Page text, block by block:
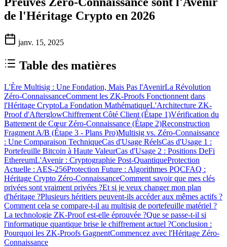
de l'Héritage Crypto en 2026
janv. 15, 2025
Table des matières
L'Ère Multisig : Une Fondation, Mais Pas l'AvenirLa Révolution
Zéro-ConnaissanceComment les ZK-Proofs Fonctionnent dans
l'Héritage CryptoLa Fondation MathématiqueL'Architecture ZK-
Proof d'AfterglowChiffrement Côté Client (Étape 1)Vérification du
Battement de Cœur Zéro-Connaissance (Étape 2)Reconstruction
Fragment A/B (Étape 3 - Plans Pro)Multisig vs. Zéro-Connaissance
: Une Comparaison TechniqueCas d'Usage RéelsCas d'Usage 1 :
Portefeuille Bitcoin à Haute ValeurCas d'Usage 2 : Positions DeFi
EthereumL'Avenir : Cryptographie Post-QuantiqueProtection
Actuelle : AES-256Protection Future : Algorithmes PQCFAQ :
Héritage Crypto Zéro-ConnaissanceComment savoir que mes clés
privées sont vraiment privées ?Et si je veux changer mon plan
d'héritage ?Plusieurs héritiers peuvent-ils accéder aux mêmes actifs ?
Comment cela se compare-t-il au multisig de portefeuille matériel ?
La technologie ZK-Proof est-elle éprouvée ?Que se passe-t-il si
l'informatique quantique brise le chiffrement actuel ?Conclusion :
Pourquoi les ZK-Proofs GagnentCommencez avec l'Héritage Zéro-
Connaissance